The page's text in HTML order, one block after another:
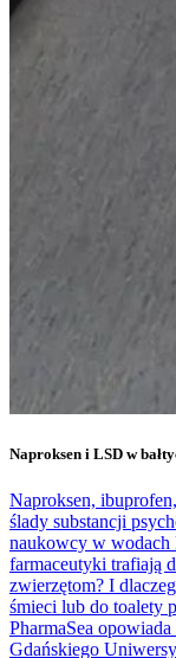
Naproksen i LSD w
Naproksen,
ślady substancji
naukowcy w wodach
farmaceutyki trafiają
zwierzętom? I
śmieci lub do toalety
PharmaSea
Gdańskiego